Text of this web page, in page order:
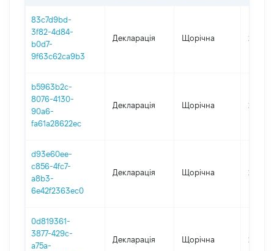
83c7d9bd-
3f82-4d84-
b0d7-
9f63c62ca9b3
Декларація Щорічна 2025
b5963b2c-
8076-4130-
90a6-
fa61a28622ec
Декларація Щорічна 2024
d93e60ee-
c856-4fc7-
a8b3-
6e42f2363ec0
Декларація Щорічна 2023
0d819361-
3877-429c-
a75a-
Декларація Щорічна 2022